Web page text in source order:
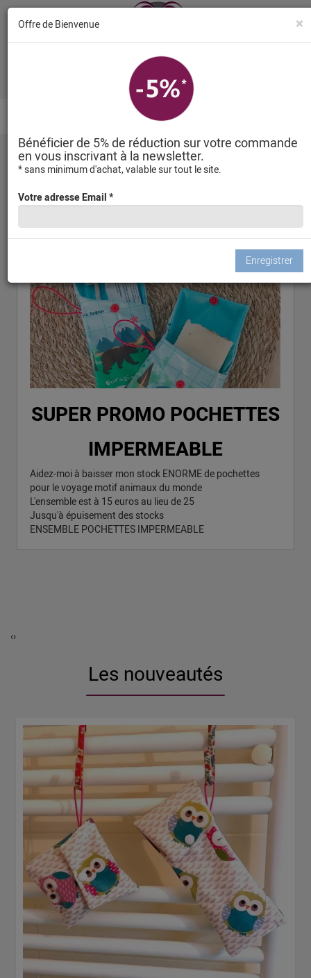
Bienvenue sur petitefouine.fr, Créations
textiles pour les enfants, les adultes et la
Les actualités
SUPER PROMO POCHETTES
IMPERMEABLE
Aidez-moi à baisser mon stock ENORME de pochettes
pour le voyage motif animaux du monde
L'ensemble est à 15 euros au lieu de 25
Jusqu'à épuisement des stocks
ENSEMBLE POCHETTES IMPERMEABLE
‹›
Les nouveautés
Offre de Bienvenue ×
Bénéficier de 5% de réduction sur votre commande
en vous inscrivant à la newsletter.
* sans minimum d'achat, valable sur tout le site.
Votre adresse Email *